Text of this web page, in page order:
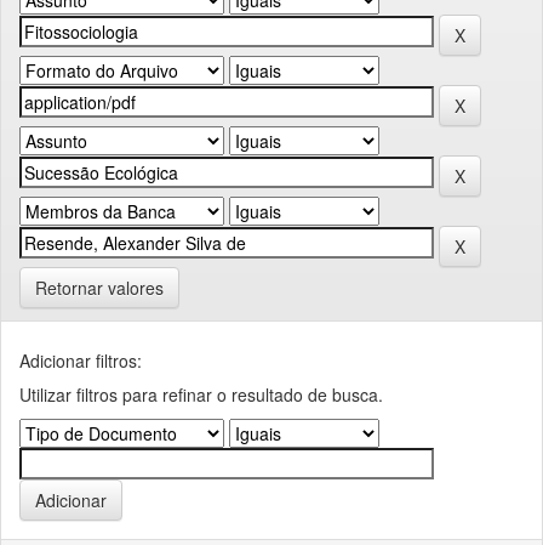
Retornar valores
Adicionar filtros:
Utilizar filtros para refinar o resultado de busca.